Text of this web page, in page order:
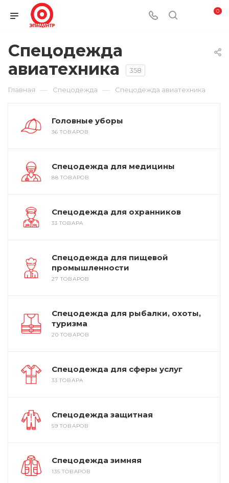
0
Спецодежда
авиатехника
358
Главная — Спецодежда — Спецодежда авиатехника
Головные уборы
36 ТОВАРОВ
Спецодежда для медицины
88 ТОВАРОВ
Спецодежда для охранников
33 ТОВАРА
Спецодежда для пищевой
промышленности
27 ТОВАРОВ
Спецодежда для рыбалки, охоты,
туризма
20 ТОВАРОВ
Спецодежда для сферы услуг
33 ТОВАРА
Спецодежда защитная
59 ТОВАРОВ
Спецодежда зимняя
135 ТОВАРОВ